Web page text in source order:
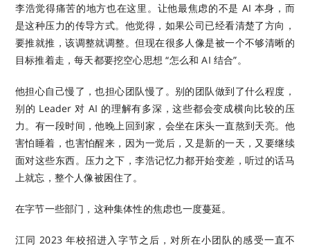
李浩觉得痛苦的地方也在这里。让他最焦虑的不是 AI 本身，而
是这种压力的传导方式。他觉得，如果公司已经看清楚了方向，
要推就推，该调整就调整。但现在很多人像是被一个不够清晰的
目标推着走，每天都要挖空心思想 “怎么和 AI 结合”。
他担心自己慢了，也担心团队慢了。别的团队做到了什么程度，
别的 Leader 对 AI 的理解有多深，这些都会变成横向比较的压
力。有一段时间，他晚上回到家，会坐在床头一直熬到天亮。他
害怕睡着，也害怕醒来，因为一觉后，又是新的一天，又要继续
面对这些东西。压力之下，李浩记忆力都开始变差，听过的话马
上就忘，整个人像被困住了。
在字节一些部门，这种集体性的焦虑也一度蔓延。
江同 2023 年校招进入字节之后，对所在小团队的感受一直不